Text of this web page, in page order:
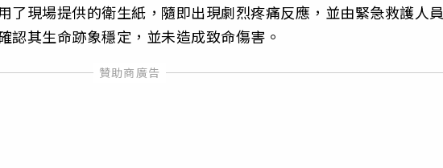
了現場提供的衛生紙，隨即出現劇烈疼痛反應，並由緊急救護人
認其生命跡象穩定，並未造成致命傷害。